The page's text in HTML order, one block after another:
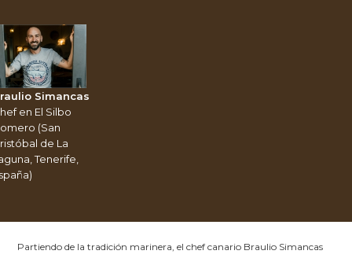
Simancas
en El Silbo
(San
de La
Tenerife,
Partiendo de la tradición marinera, el chef canario Braulio Simancas